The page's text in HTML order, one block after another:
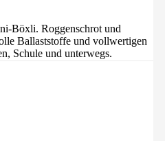
Böxli. Roggenschrot und
Ballaststoffe und vollwertigen
Schule und unterwegs.